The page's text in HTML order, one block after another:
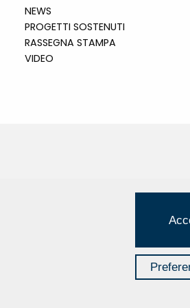
NEWS
PROGETTI SOSTENUTI
RASSEGNA STAMPA
VIDEO